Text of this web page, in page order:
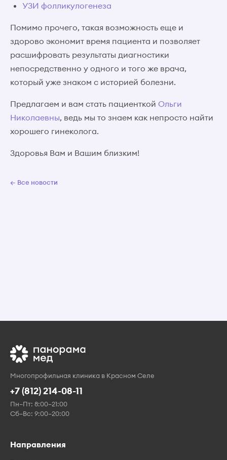
УЗИ фолликулогенеза
Помимо прочего, такая возможность еще и
здорово экономит время пациента и позволяет
расшифровать результаты диагностики
непосредственно у одного и того же врача,
который уже знаком с историей болезни.
Предлагаем и вам стать пациенткой Ольги
Николаевны, ведь мы то знаем как непросто найти
хорошего гинеколога.
Здоровья Вам и Вашим близким!
← Все новости
Многопрофильная клиника в Красном Селе
+7 (812) 214-08-11
Пн–Пт: 8:00–21:00
Сб–Вс: 9:00–20:00
Направления